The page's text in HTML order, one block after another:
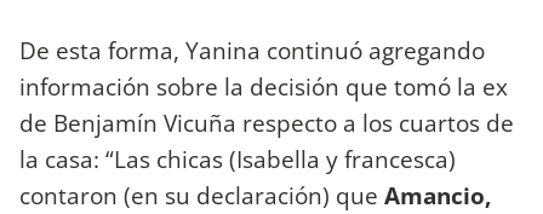
De esta forma, Yanina continuó agregando
información sobre la decisión que tomó la ex
de Benjamín Vicuña respecto a los cuartos de
la casa: “Las chicas (Isabella y francesca)
contaron (en su declaración) que Amancio,